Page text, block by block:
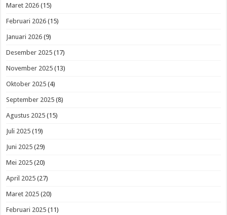
Maret 2026 (15)
Februari 2026 (15)
Januari 2026 (9)
Desember 2025 (17)
November 2025 (13)
Oktober 2025 (4)
September 2025 (8)
Agustus 2025 (15)
Juli 2025 (19)
Juni 2025 (29)
Mei 2025 (20)
April 2025 (27)
Maret 2025 (20)
Februari 2025 (11)